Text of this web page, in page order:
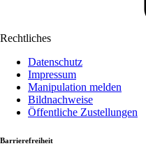
Rechtliches
Datenschutz
Impressum
Manipulation melden
Bildnachweise
Öffentliche Zustellungen
Barrierefreiheit